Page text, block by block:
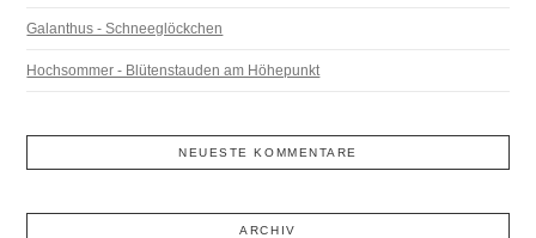
Galanthus - Schneeglöckchen
Hochsommer - Blütenstauden am Höhepunkt
NEUESTE KOMMENTARE
ARCHIV